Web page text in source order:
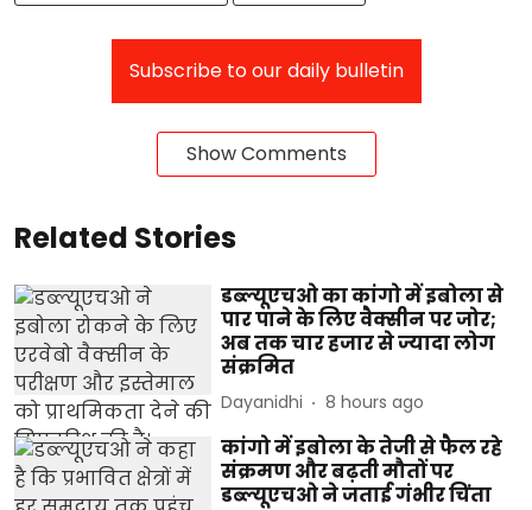
Subscribe to our daily bulletin
Show Comments
Related Stories
डब्ल्यूएचओ का कांगो में इबोला से
पार पाने के लिए वैक्सीन पर जोर;
अब तक चार हजार से ज्यादा लोग
संक्रमित
Dayanidhi 8 hours ago
कांगो में इबोला के तेजी से फैल रहे
संक्रमण और बढ़ती मौतों पर
डब्ल्यूएचओ ने जताई गंभीर चिंता